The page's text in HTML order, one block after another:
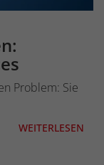
Problem: Sie
WEITERLESEN